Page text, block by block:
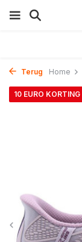
Terug Home
10 EURO KORTING